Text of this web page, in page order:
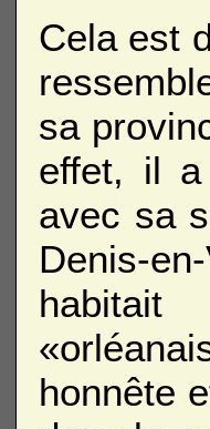
Cela est
sa
effet, il
avec sa
Denis-
habitait
honnête